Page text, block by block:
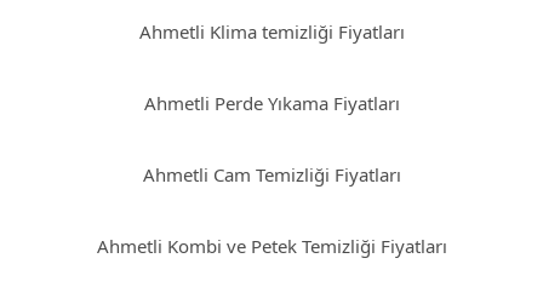
Ahmetli Klima temizliği Fiyatları
Ahmetli Perde Yıkama Fiyatları
Ahmetli Cam Temizliği Fiyatları
Ahmetli Kombi ve Petek Temizliği Fiyatları